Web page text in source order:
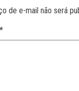
de e-mail não será
*